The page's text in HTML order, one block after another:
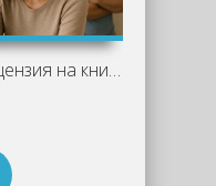
Рецензия на книгу "Диагноз развод" -